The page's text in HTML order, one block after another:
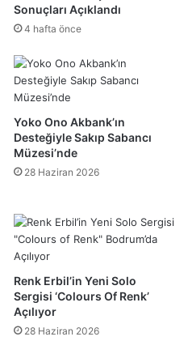
Sonuçları Açıklandı
4 hafta önce
Yoko Ono Akbank’ın
Desteğiyle Sakıp Sabancı
Müzesi’nde
28 Haziran 2026
Renk Erbil’in Yeni Solo
Sergisi ‘Colours Of Renk’
Açılıyor
28 Haziran 2026